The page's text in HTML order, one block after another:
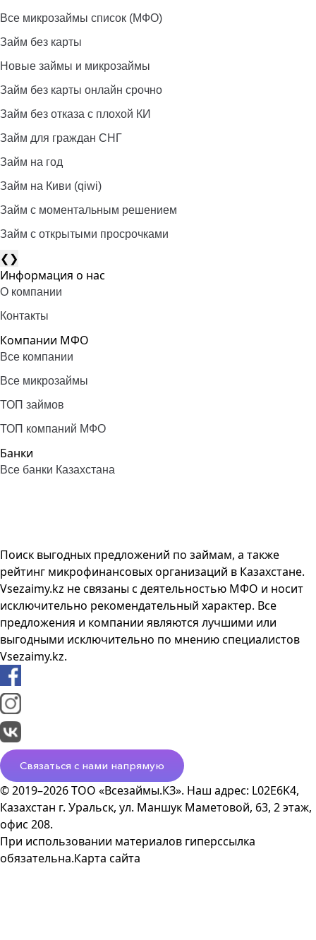
Все микрозаймы список (МФО)
Займ без карты
Новые займы и микрозаймы
Займ без карты онлайн срочно
Займ без отказа с плохой КИ
Займ для граждан СНГ
Займ на год
Займ на Киви (qiwi)
Займ c моментальным решением
Займ с открытыми просрочками
❮❯
Информация о нас
О компании
Контакты
Компании МФО
Все компании
Все микрозаймы
ТОП займов
ТОП компаний МФО
Банки
Все банки Казахстана
Поиск выгодных предложений по займам, а также
рейтинг микрофинансовых организаций в Казахстане.
Vsezaimy.kz не связаны с деятельностью МФО и носит
исключительно рекомендательный характер. Все
предложения и компании являются лучшими или
выгодными исключительно по мнению специалистов
Vsezaimy.kz.
Связаться с нами напрямую
© 2019–2026 ТОО «Всезаймы.КЗ». Наш адрес: L02E6K4,
Казахстан г. Уральск, ул. Маншук Маметовой, 63, 2 этаж,
офис 208.
При использовании материалов гиперссылка
обязательна.Карта сайта